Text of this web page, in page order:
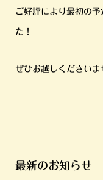
ご好評により最初の
た！
ぜひお越しくださいま
最新のお知らせ